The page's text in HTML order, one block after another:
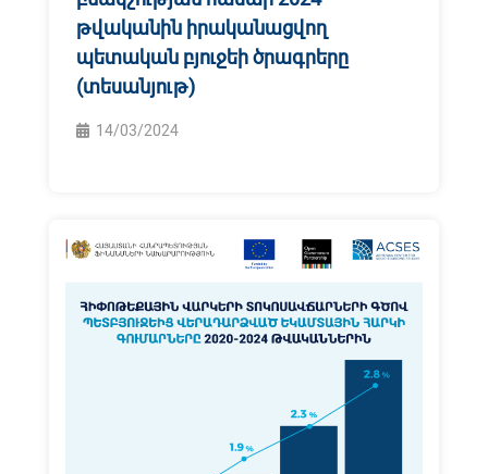
թվականին իրականացվող
պետական բյուջեի ծրագրերը
(տեսանյութ)
14/03/2024